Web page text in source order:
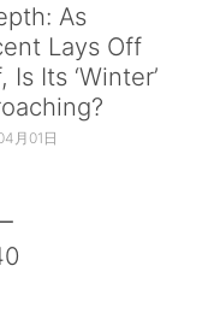
As
Lays Off
Is Its ‘Winter’
月01日